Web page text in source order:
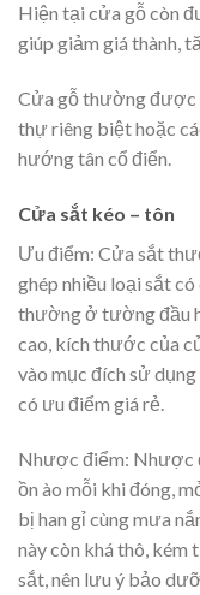
Hiện tại cửa gỗ còn
giúp giảm giá thành,
Cửa gỗ thường được
thự riêng biệt hoặc
hướng tân cổ điển.
Cửa sắt kéo – tôn
Ưu điểm: Cửa sắt
ghép nhiều loại sắt
thường ở tường đầu
cao, kích thước của
vào mục đích sử
có ưu điểm giá rẻ.
Nhược điểm: Nhược
ồn ào mỗi khi đóng,
bị han gỉ cùng mưa
này còn khá thô, kém
sắt, nên lưu ý bảo